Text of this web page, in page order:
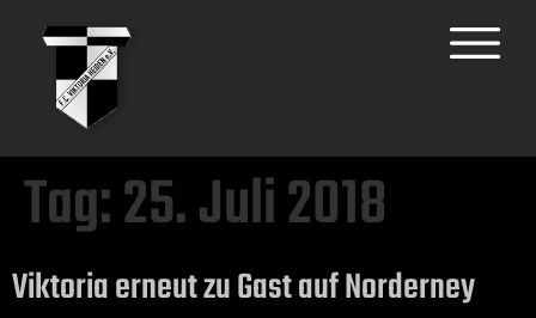
Tag:25. Juli 2018
Viktoria erneut zu Gast auf Norderney